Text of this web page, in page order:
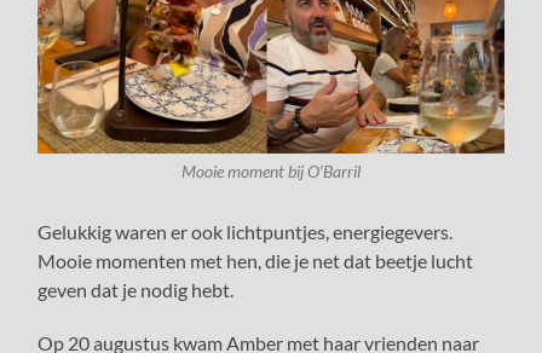
Mooie moment bij O’Barril
Gelukkig waren er ook lichtpuntjes, energiegevers.
Mooie momenten met hen, die je net dat beetje lucht
geven dat je nodig hebt.
Op 20 augustus kwam Amber met haar vrienden naar